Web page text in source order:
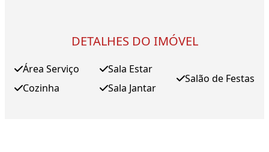
DETALHES DO IMÓVEL
Área Serviço
Cozinha
Sala Estar
Sala Jantar
Salão de Festas